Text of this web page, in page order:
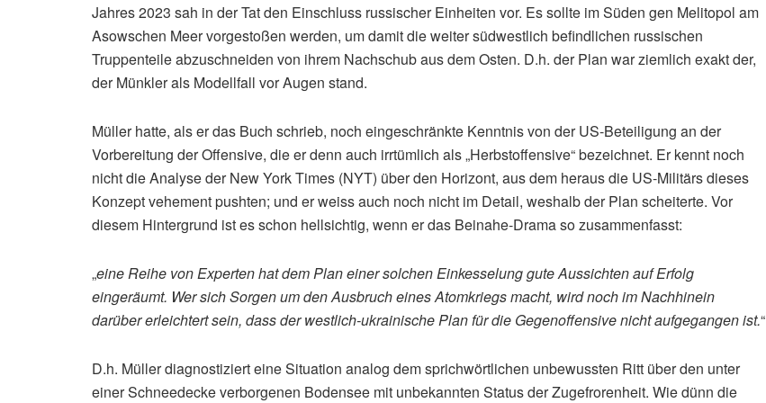
Jahres 2023 sah in der Tat den Einschluss russischer Einheiten vor. Es sollte im Süden gen Melitopol am
Asowschen Meer vorgestoßen werden, um damit die weiter südwestlich befindlichen russischen
Truppenteile abzuschneiden von ihrem Nachschub aus dem Osten. D.h. der Plan war ziemlich exakt der,
der Münkler als Modellfall vor Augen stand.
Müller hatte, als er das Buch schrieb, noch eingeschränkte Kenntnis von der US-Beteiligung an der
Vorbereitung der Offensive, die er denn auch irrtümlich als „Herbstoffensive“ bezeichnet. Er kennt noch
nicht die Analyse der New York Times (NYT) über den Horizont, aus dem heraus die US-Militärs dieses
Konzept vehement pushten; und er weiss auch noch nicht im Detail, weshalb der Plan scheiterte. Vor
diesem Hintergrund ist es schon hellsichtig, wenn er das Beinahe-Drama so zusammenfasst:
„eine Reihe von Experten hat dem Plan einer solchen Einkesselung gute Aussichten auf Erfolg
eingeräumt. Wer sich Sorgen um den Ausbruch eines Atomkriegs macht, wird noch im Nachhinein
darüber erleichtert sein, dass der westlich-ukrainische Plan für die Gegenoffensive nicht aufgegangen ist.“
D.h. Müller diagnostiziert eine Situation analog dem sprichwörtlichen unbewussten Ritt über den unter
einer Schneedecke verborgenen Bodensee mit unbekannten Status der Zugefrorenheit. Wie dünn die